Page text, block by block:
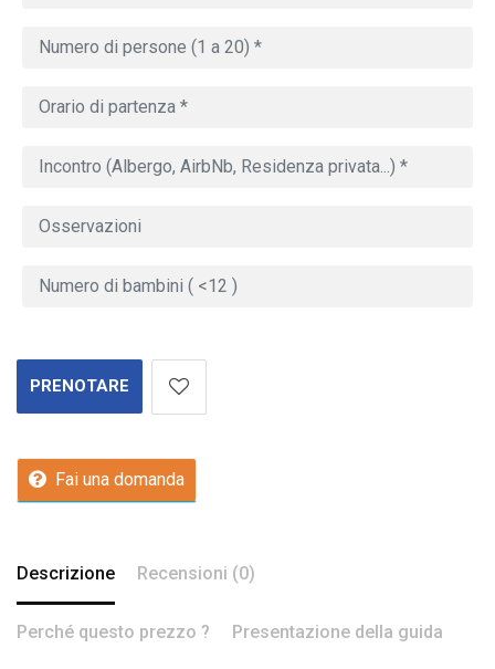
PRENOTARE
Fai una domanda
Descrizione Recensioni (0)
Perché questo prezzo ? Presentazione della guida